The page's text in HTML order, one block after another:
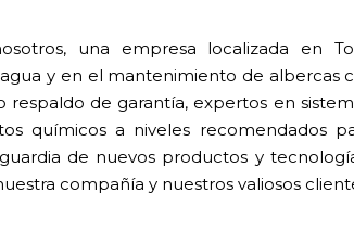
una empresa localizada en
y en el mantenimiento de albercas
de garantía, expertos en
químicos a niveles recomendados
de nuevos productos y
compañía y nuestros valiosos